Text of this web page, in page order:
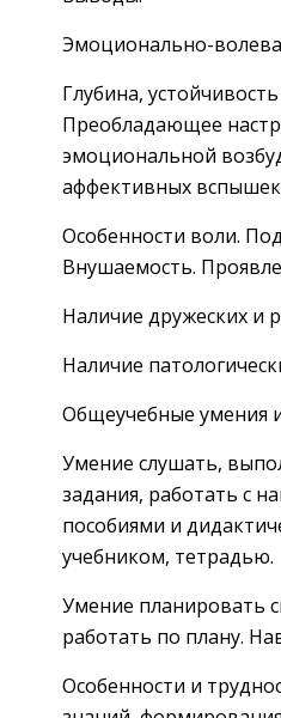
Эмоционально-
Глубина, устойчивость
Преобладающее
эмоциональной
аффективных
Особенности воли.
Внушаемость.
Наличие дружеских и
Наличие
Общеучебные умения
Умение слушать,
задания, работать с
пособиями и
учебником, тетрадью.
Умение планировать
работать по плану.
Особенности и